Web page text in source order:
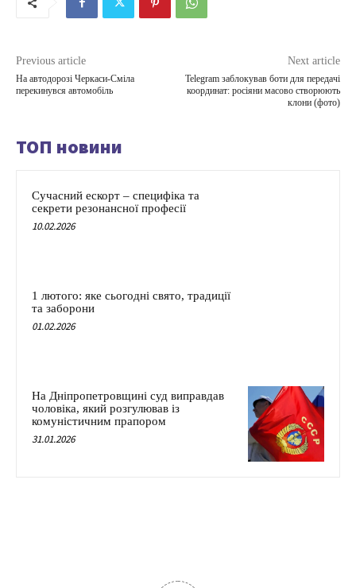
Previous article
На автодорозі Черкаси-Сміла
перекинувся автомобіль
Next article
Telegram заблокував боти для передачі
координат: росіяни масово створюють
клони (фото)
ТОП новини
Сучасний ескорт – специфіка та
секрети резонансної професії
10.02.2026
1 лютого: яке сьогодні свято, традиції
та заборони
01.02.2026
На Дніпропетровщині суд виправдав
чоловіка, який розгулював із
комуністичним прапором
31.01.2026